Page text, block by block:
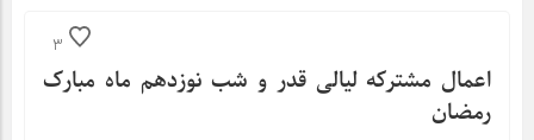
3
اعمال مشترکه لیالی قدر و شب نوزدهم ماه مبارک
رمضان